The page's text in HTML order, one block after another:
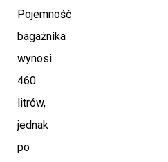
Pojemność
bagażnika
wynosi
460
litrów,
jednak
po